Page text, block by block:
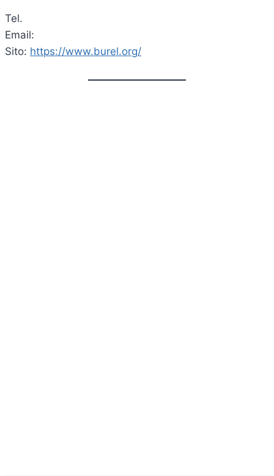
Tel.
Email:
Sito: https://www.burel.org/